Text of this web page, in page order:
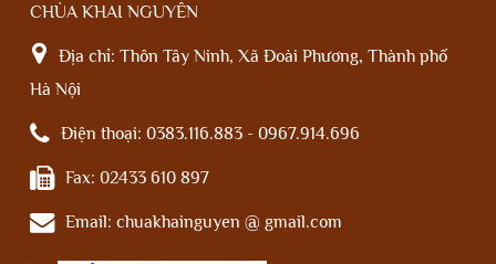
CHÙA KHAI NGUYÊN
Địa chỉ: Thôn Tây Ninh, Xã Đoài Phương, Thành phố
Hà Nội
Điện thoại: 0383.116.883 - 0967.914.696
Fax: 02433 610 897
Email: chuakhainguyen @ gmail.com